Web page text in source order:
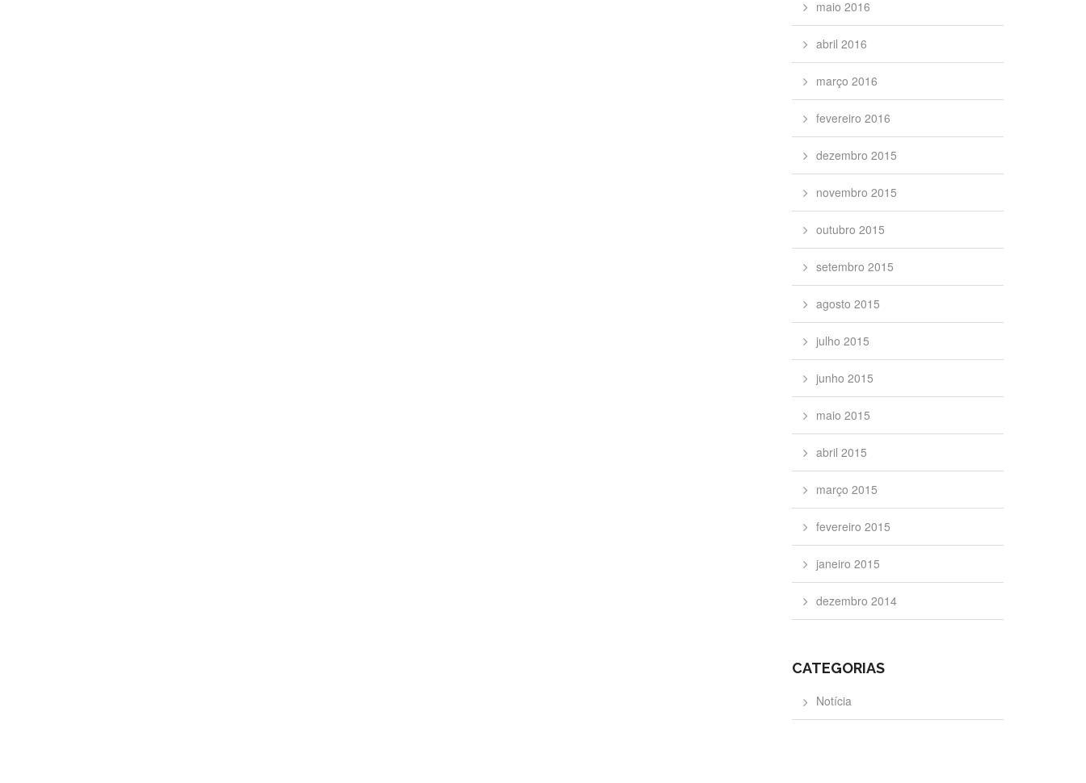
maio 2016
abril 2016
março 2016
fevereiro 2016
dezembro 2015
novembro 2015
outubro 2015
setembro 2015
agosto 2015
julho 2015
junho 2015
maio 2015
abril 2015
março 2015
fevereiro 2015
janeiro 2015
dezembro 2014
CATEGORIAS
Notícia